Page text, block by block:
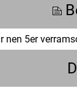
nen 5er